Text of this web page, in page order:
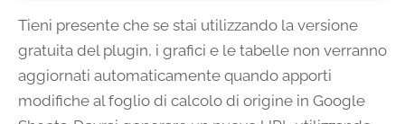
Tieni presente che se stai utilizzando la versione
gratuita del plugin, i grafici e le tabelle non verranno
aggiornati automaticamente quando apporti
modifiche al foglio di calcolo di origine in Google